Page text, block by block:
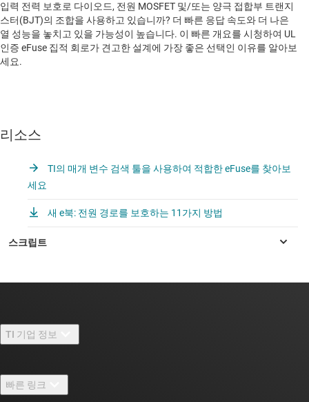
입력 전력 보호로 다이오드, 전원 MOSFET 및/또는 양극 접합부 트랜지
스터(BJT)의 조합을 사용하고 있습니까? 더 빠른 응답 속도와 더 나은
열 성능을 놓치고 있을 가능성이 높습니다. 이 빠른 개요를 시청하여 UL
인증 eFuse 집적 회로가 견고한 설계에 가장 좋은 선택인 이유를 알아보
세요.
리소스
TI의 매개 변수 검색 툴을 사용하여 적합한 eFuse를 찾아보
세요
새 e북: 전원 경로를 보호하는 11가지 방법
TI 기업 정보
채용
빠른 링크